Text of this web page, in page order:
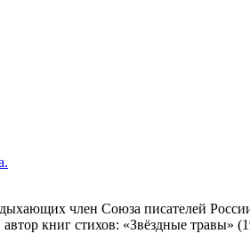
член Союза писателей
книг стихов: «Звёздные